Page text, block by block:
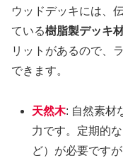
ウッドデッキには、
ている樹脂製デッキ
リットがあるので、
できます。
天然木: 自然素材
力です。定期的
ど）が必要です